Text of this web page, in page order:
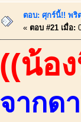
ตอบ: ศุกร์นี้!! พริ
« ตอบ #21 เมื่อ:
((น้อ
จากด